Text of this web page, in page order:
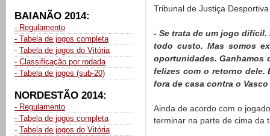
BAIANÃO 2014:
- Regulamento
- Tabela de jogos completa
- Tabela de jogos do Vitória
- Classificação por rodada
- Tabela de jogos (sub-20)
NORDESTÃO 2014:
- Regulamento
- Tabela de jogos completa
- Tabela de jogos do Vitória
Tribunal de Justiça
- Se trata de um jogo difícil.
todo custo. Mas somos
oportunidades. Ganhamos
felizes com o retorno dele.
fora de casa contra o Vasco
Ainda de acordo com o
terminar na parte de cima da